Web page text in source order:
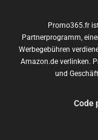
Promo365.fr
Partnerprogramm,
Werbegebühren
Amazon.de verlinken.
und
Code